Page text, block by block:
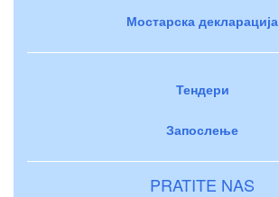
Мостарска декларација
Тендери
Запослење
PRATITE NAS